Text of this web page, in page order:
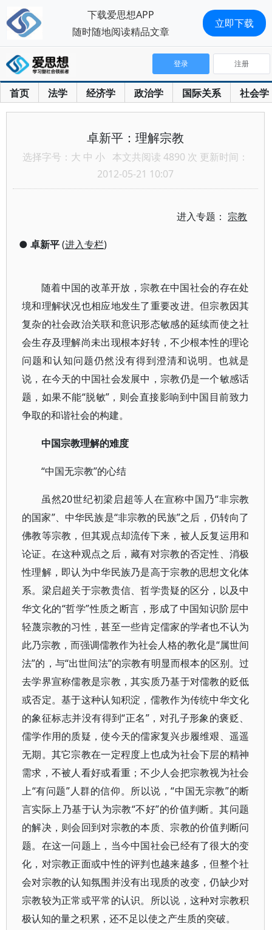
首页 法学 经济学 政治学 国际关系 社会学
登录 注册
卓新平：理解宗教
选择字号： 大 中 小 本文共阅读 4890 次 更新时间：
2012-05-21 10:07
进入专题：宗教
● 卓新平(进入专栏)
随着中国的改革开放，宗教在中国社会的存在处
境和理解状况也相应地发生了重要改进。但宗教因其
复杂的社会政治关联和意识形态敏感的延续而使之社
会生存及理解尚未出现根本好转，不少根本性的理论
问题和认知问题仍然没有得到澄清和说明。也就是
说，在今天的中国社会发展中，宗教仍是一个敏感话
题，如果不能“脱敏”，则会直接影响到中国目前致力
争取的和谐社会的构建。
中国宗教理解的难度
“中国无宗教”的心结
虽然20世纪初梁启超等人在宣称中国乃“非宗教
的国家”、中华民族是“非宗教的民族”之后，仍转向了
佛教等宗教，但其观点却流传下来，被人反复运用和
论证。在这种观点之后，藏有对宗教的否定性、消极
性理解，即认为中华民族乃是高于宗教的思想文化体
系。梁启超关于宗教贵信、哲学贵疑的区分，以及中
华文化的“哲学”性质之断言，形成了中国知识阶层中
轻蔑宗教的习性，甚至一些肯定儒家的学者也不认为
此乃宗教，而强调儒教作为社会人格的教化是“属世间
法”的，与“出世间法”的宗教有明显而根本的区别。过
去学界宣称儒教是宗教，其实质乃基于对儒教的贬低
或否定。基于这种认知积淀，儒教作为传统中华文化
的象征标志并没有得到“正名”，对孔子形象的褒贬、
儒学作用的质疑，使今天的儒家复兴步履维艰、遥遥
无期。其它宗教在一定程度上也成为社会下层的精神
需求，不被人看好或看重；不少人会把宗教视为社会
上“有问题”人群的信仰。所以说，“中国无宗教”的断
言实际上乃基于认为宗教“不好”的价值判断。其问题
的解决，则会回到对宗教的本质、宗教的价值判断问
题。在这一问题上，当今中国社会已经有了很大的变
化，对宗教正面或中性的评判也越来越多，但整个社
会对宗教的认知氛围并没有出现质的改变，仍缺少对
宗教较为正常或平常的认识。所以说，这种对宗教积
极认知的量之积累，还不足以使之产生质的突破。
下载爱思想APP
随时随地阅读精品文章
立即下载